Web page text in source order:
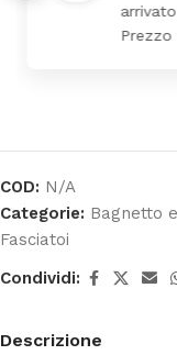
COD: N/A
Categorie: Bagnetto
Fasciatoi
Condividi:
Descrizione